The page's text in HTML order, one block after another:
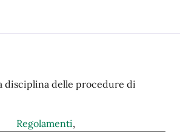
disciplina delle procedure di
Regolamenti,